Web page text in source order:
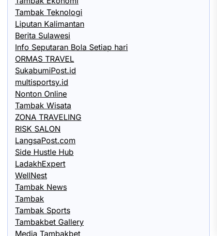
Tambak Teknologi
Liputan Kalimantan
Berita Sulawesi
Info Seputaran Bola Setiap hari
ORMAS TRAVEL
SukabumiPost.id
multisportsy.id
Nonton Online
Tambak Wisata
ZONA TRAVELING
RISK SALON
LangsaPost.com
Side Hustle Hub
LadakhExpert
WellNest
Tambak News
Tambak
Tambak Sports
Tambakbet Gallery
Media Tambakbet